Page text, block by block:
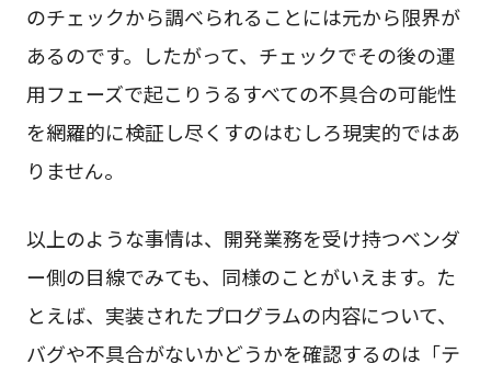
のチェックから調べられることには元から限界が
あるのです。したがって、チェックでその後の運
用フェーズで起こりうるすべての不具合の可能性
を網羅的に検証し尽くすのはむしろ現実的ではあ
りません。
以上のような事情は、開発業務を受け持つベンダ
ー側の目線でみても、同様のことがいえます。た
とえば、実装されたプログラムの内容について、
バグや不具合がないかどうかを確認するのは「テ